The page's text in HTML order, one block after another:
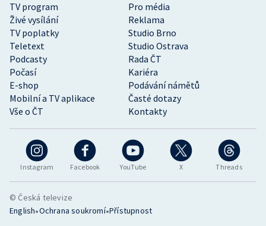
Instagram Facebook YouTube X Threads
TV program
Pro média
Živé vysílání
Reklama
TV poplatky
Studio Brno
Teletext
Studio Ostrava
Podcasty
Rada ČT
Počasí
Kariéra
E-shop
Podávání námětů
Mobilní a TV aplikace
Časté dotazy
Vše o ČT
Kontakty
© Česká televize
English•Ochrana soukromí•Přístupnost